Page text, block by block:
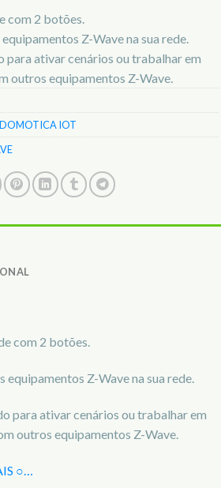
com 2 botões.
Z-Wave na sua rede.
para ativar cenários ou trabalhar em
outros equipamentos Z-Wave.
DOMOTICA IOT
com 2 botões.
Z-Wave na sua rede.
para ativar cenários ou trabalhar em
outros equipamentos Z-Wave.
○…